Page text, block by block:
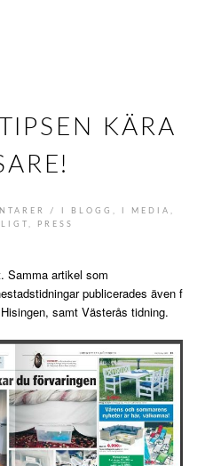
KÄRA
/ BLOGG, I MEDIA,
, PRESS
Samma artikel som
publicerades även förra
samt Västerås tidning.